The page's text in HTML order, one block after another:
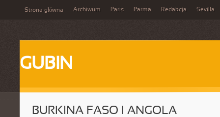
Strona główna Archiwum Paris Parma Redakcja Sevilla
GUBIN
BURKINA FASO I ANGOLA